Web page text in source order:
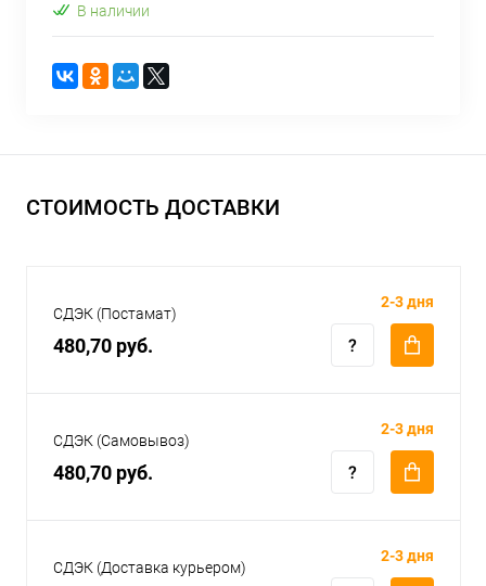
В наличии
СТОИМОСТЬ ДОСТАВКИ
СДЭК (Постамат)
480,70 руб.
2-3 дня
СДЭК (Самовывоз)
480,70 руб.
2-3 дня
СДЭК (Доставка курьером)
2-3 дня